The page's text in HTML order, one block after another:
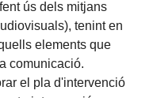
ús dels mitjans
tenint en
elements que
comunicació.
el pla d'intervenció